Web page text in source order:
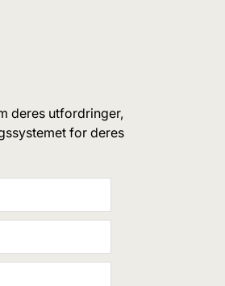
deres utfordringer,
for deres